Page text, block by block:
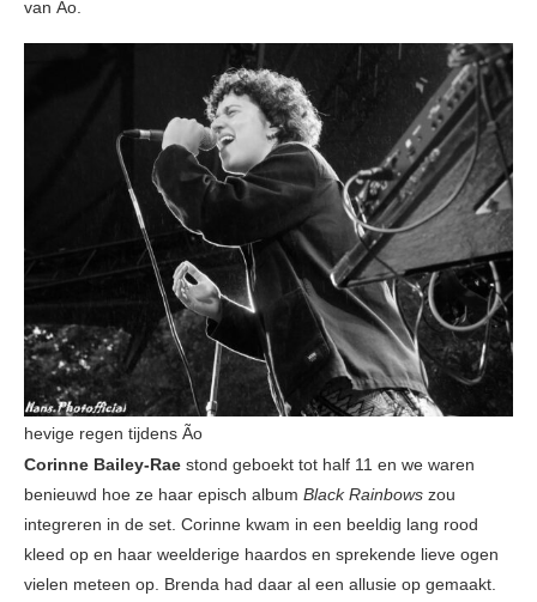
van Ão.
hevige regen tijdens Ão
Corinne Bailey-Rae stond geboekt tot half 11 en we waren
benieuwd hoe ze haar episch album Black Rainbows zou
integreren in de set. Corinne kwam in een beeldig lang rood
kleed op en haar weelderige haardos en sprekende lieve ogen
vielen meteen op. Brenda had daar al een allusie op gemaakt.